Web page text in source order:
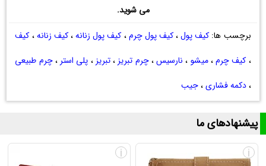
می شوید.
برچسب ها: کیف پول،کیف پول چرم، کیف پول زنانه،کیف زنانه، کیف
، کیف چرم،میشو ، نارسیس،چرم تبریز ،تبریز ، پلی استر ،چرم طبیعی
،دکمه فشاری،جیب
پیشنهادهای ما
i
i